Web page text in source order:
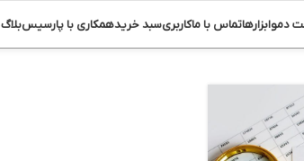
دموابزارهاتماس با ماکاربریسبد خریدهمکاری با پارسیسبلاگ